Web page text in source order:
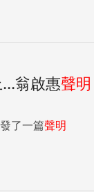
翁啟惠聲明
了一篇聲明